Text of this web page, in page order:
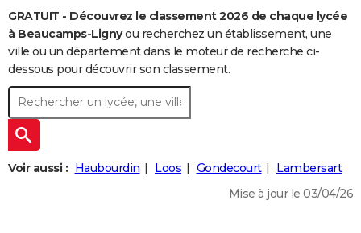
Retraite
Impôts
Epargne
Immobilier
Risques naturels par ville
Banque
Assurance
Crédit
AUTO
Essais
Réserver un essai
Citadines
Berlines
SUV
Forum auto
+
HIGH-TECH
BRICOLAGE
Forum
Aménagement intérieur
Extérieur
Cuisine
Salle de bains
Jardinage
Rangement
+WEEK-END
Guides de France
Escapades
Patrimoine
Expositions
Musées
Week-end nature
+
LIFESTYLE
GRATUIT - Découvrez le classement 2026 de chaque lycée
à Beaucamps-Lignyou recherchez un établissement, une
ville ou un département dans le moteur de recherche ci-
dessous pour découvrir son classement.
Voir aussi : Haubourdin Loos Gondecourt
Lambersart
Mise à jour le 03/04/26